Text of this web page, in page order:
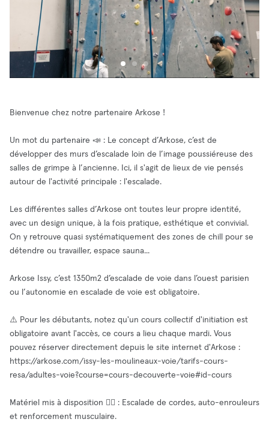
Bienvenue chez notre partenaire Arkose !
Un mot du partenaire 📣 : Le concept d’Arkose, c’est de
développer des murs d’escalade loin de l’image poussiéreuse des
salles de grimpe à l’ancienne. Ici, il s'agit de lieux de vie pensés
autour de l'activité principale : l'escalade.
Les différentes salles d’Arkose ont toutes leur propre identité,
avec un design unique, à la fois pratique, esthétique et convivial.
On y retrouve quasi systématiquement des zones de chill pour se
détendre ou travailler, espace sauna...
Arkose Issy, c’est 1350m2 d’escalade de voie dans l’ouest parisien
ou l’autonomie en escalade de voie est obligatoire.
⚠️ Pour les débutants, notez qu'un cours collectif d'initiation est
obligatoire avant l'accès, ce cours a lieu chaque mardi. Vous
pouvez réserver directement depuis le site internet d'Arkose :
https://arkose.com/issy-les-moulineaux-voie/tarifs-cours-
resa/adultes-voie?course=cours-decouverte-voie#id-cours
Matériel mis à disposition 🧘‍♂️ : Escalade de cordes, auto-enrouleurs
et renforcement musculaire.